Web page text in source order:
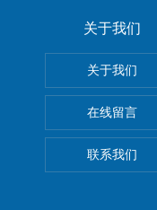
关于我们
关于我们
在线留言
联系我们